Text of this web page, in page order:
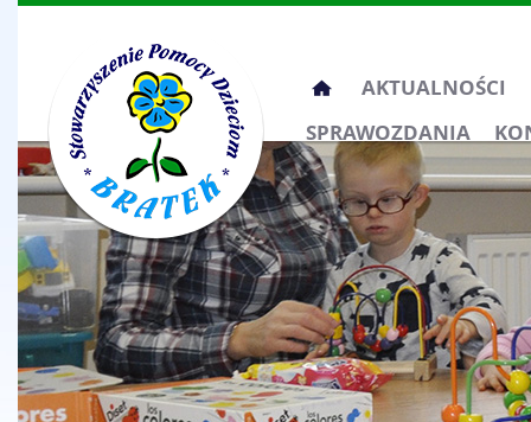
Przeskocz
do
treści
AKTUALNOŚCI
SPRAWOZDANIA